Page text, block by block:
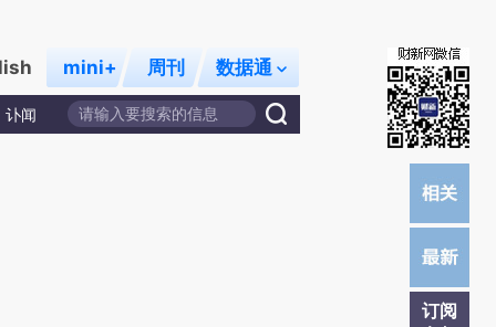
mini+ 周刊 数据通
讣闻
订阅